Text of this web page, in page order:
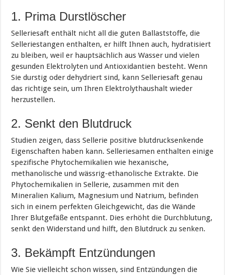
1. Prima Durstlöscher
Selleriesaft enthält nicht all die guten Ballaststoffe, die
Selleriestangen enthalten, er hilft Ihnen auch, hydratisiert
zu bleiben, weil er hauptsächlich aus Wasser und vielen
gesunden Elektrolyten und Antioxidantien besteht. Wenn
Sie durstig oder dehydriert sind, kann Selleriesaft genau
das richtige sein, um Ihren Elektrolythaushalt wieder
herzustellen.
2. Senkt den Blutdruck
Studien zeigen, dass Sellerie positive blutdrucksenkende
Eigenschaften haben kann. Selleriesamen enthalten einige
spezifische Phytochemikalien wie hexanische,
methanolische und wässrig-ethanolische Extrakte. Die
Phytochemikalien in Sellerie, zusammen mit den
Mineralien Kalium, Magnesium und Natrium, befinden
sich in einem perfekten Gleichgewicht, das die Wände
Ihrer Blutgefäße entspannt. Dies erhöht die Durchblutung,
senkt den Widerstand und hilft, den Blutdruck zu senken.
3. Bekämpft Entzündungen
Wie Sie vielleicht schon wissen, sind Entzündungen die